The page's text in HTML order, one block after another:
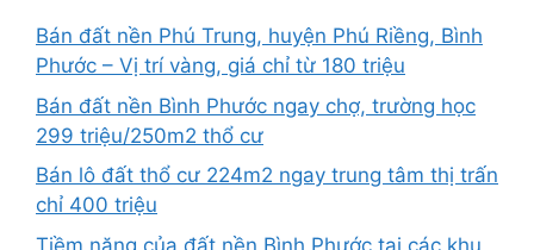
Bán đất nền Phú Trung, huyện Phú Riềng, Bình
Phước – Vị trí vàng, giá chỉ từ 180 triệu
Bán đất nền Bình Phước ngay chợ, trường học
299 triệu/250m2 thổ cư
Bán lô đất thổ cư 224m2 ngay trung tâm thị trấn
chỉ 400 triệu
Tiềm năng của đất nền Bình Phước tại các khu